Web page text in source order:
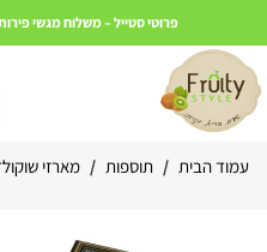
פרוטי סטייל – משלוח מגשי פירות
עמוד הבית / תוספות / מארזי שוקולד